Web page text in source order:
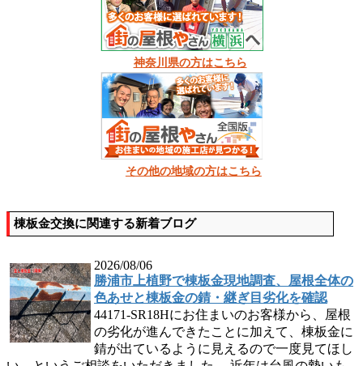
神奈川県の方はこちら
その他の地域の方はこちら
棟板金交換に関連する新着ブログ
2026/08/06
勝浦市上植野で棟板金現地調査、屋根全体の
色あせと棟板金の錆・継ぎ目劣化を確認
44171-SR18Hにお住まいのお客様から、屋根
の劣化が進んできたことに加えて、棟板金に
錆が出ているように見えるので一度見てほし